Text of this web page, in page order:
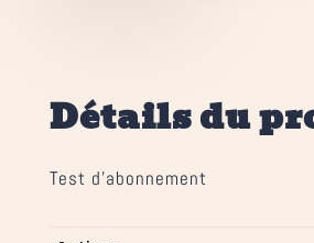
Détails du
Test d’abonnement